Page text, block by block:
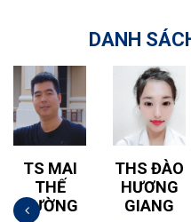
DANH
TS MAI
THẾ
CƯỜNG
THS ĐÀO
HƯƠNG
GIANG